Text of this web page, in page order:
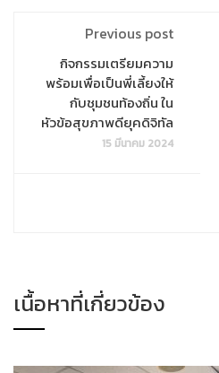
Previous post
กิจกรรมเตรียมความ
พร้อมเพื่อเป็นพี่เลี้ยงให้
กับชุมชนท้องถิ่น ใน
หัวข้อสุขภาพดียุคดิจิทัล
15 มีนาคม 2024
เนื้อหาที่เกี่ยวข้อง